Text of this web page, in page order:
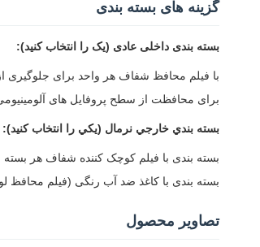
گزینه های بسته بندی
بسته بندی داخلی عادی (یک را انتخاب کنید):
با فیلم محافظ شفاف هر واحد برای
برای محافظت از سطح پروفایل های آلومینیومی
بسته بندي خارجي نرمال (يکي را انتخاب کنيد):
بسته بندی با فیلم کوچک کننده شفاف هر
بسته بندی با کاغذ ضد آب رنگی (فیلم محافظ
تصاویر محصول